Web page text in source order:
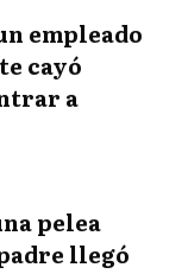
empleado
cayó
a
pelea
llegó